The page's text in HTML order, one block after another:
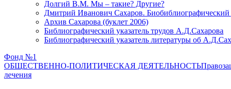
Долгий В.М. Мы – такие? Другие?
Дмитрий Иванович Сахаров. Биобиблиографический
Архив Сахарова (буклет 2006)
Библиографический указатель трудов А.Д.Сахарова
Библиографический указатель литературы об
Фонд №1
ОБЩЕСТВЕННО-ПОЛИТИЧЕСКАЯ ДЕЯТЕЛЬНОСТЬ
лечения